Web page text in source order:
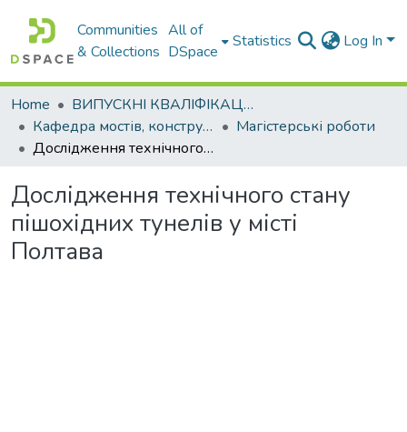
Communities
& Collections
All of
DSpace
Statistics Log In
Home
ВИПУСКНІ КВАЛІФІКАЦІЙНІ РОБОТИ
Кафедра мостів, конструкцій та будівельної механіки
Магістерські роботи
Дослідження технічного стану пішохідних тунелів у місті Полтава
Дослідження технічного стану
пішохідних тунелів у місті
Полтава